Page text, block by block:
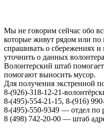
Мы не говорим сейчас обо
которые живут рядом или
спрашивать о сбережениях и
уточнить о данных
Волонтерский штаб
помогают выносить мусор.
Для получения экстренной
8-(926)-318-12-21-
8-(495)-554-21-15, 8-(916)
8-(495)-550-9349 — отдел по
8 (498) 742-20-00 — штаб